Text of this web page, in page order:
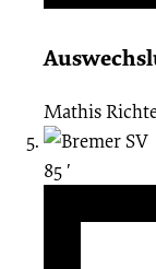
Mathis
85 ′